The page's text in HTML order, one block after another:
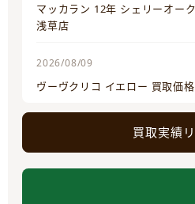
マッカラン 12年 シェリーオー
浅草店
2026/08/09
ヴーヴクリコ イエロー 買取価
買取実績